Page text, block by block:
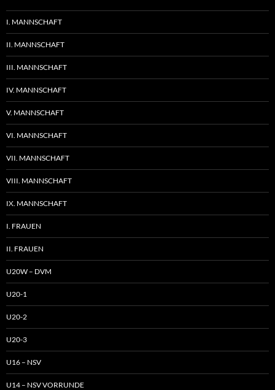
I. MANNSCHAFT
II. MANNSCHAFT
III. MANNSCHAFT
IV. MANNSCHAFT
V. MANNSCHAFT
VI. MANNSCHAFT
VII. MANNSCHAFT
VIII. MANNSCHAFT
IX. MANNSCHAFT
I. FRAUEN
II. FRAUEN
U20W – DVM
U20-1
U20-2
U20-3
U16 – NSV
U14 – NSV VORRUNDE